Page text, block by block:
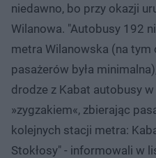
niedawno, bo przy okazji
Wilanowa. "Autobusy 192
metra Wilanowska (na tym
pasażerów była
drodze z Kabat autobusy
»zygzakiem«, zbierając
kolejnych stacji metra:
Stokłosy" - informowali w